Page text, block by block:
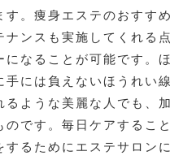
。痩身エステのおすす
ナンスも実施してくれる
なることが可能です。
手には負えないほうれい
るような美麗な人でも、
のです。毎日ケアするこ
るためにエステサロン